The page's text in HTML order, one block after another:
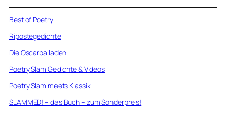
Best of Poetry
Ripostegedichte
Die Oscarballaden
Poetry Slam Gedichte & Videos
Poetry Slam meets Klassik
SLAMMED! – das Buch – zum Sonderpreis!